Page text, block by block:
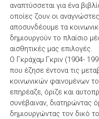
αναπτύσσεται για ένα
οποίες ζουν οι
αποσυνδέουμε τα
δημιουργούν το πλαίσιο
αισθητικές μας επιλογές.
Ο Γκράχαμ Γκριν (1904-
που έζησε έντονα τις
κοινωνικών φαινομένων
επηρέαζε, όριζε και
συνέβαιναν, διατηρώντας
δημιουργώντας τον δικό